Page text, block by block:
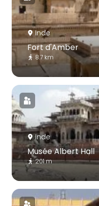
Inde
Fort d'Amber
8.7 km
Inde
Musée Albert Hall
201 m